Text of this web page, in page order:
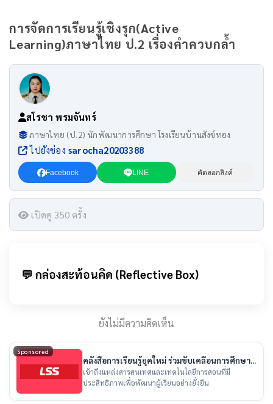
การจัดการเรียนรู้เชิงรุก(Active
Learning)ภาษาไทย ป.2 เรื่องคำควบกล้ำ
สโรชา พรมจันทร์
ภาษาไทย (ป.2) นักพัฒนาการศึกษา โรงเรียนบ้านสังข์ทอง
ไปยังช่องsarocha20203388
Facebook LINE คัดลอกลิงค์
เปิดดู 350 ครั้ง
💬 กล่องสะท้อนคิด (Reflective Box)
ยังไม่มีความคิดเห็น
Sponsored
คลังสื่อการเรียนรู้ยุคใหม่ ร่วมขับเคลื่อนการศึกษา
ไทย
เข้าถึงแหล่งสารสนเทศและเทคโนโลยีการสอนที่มี
ประสิทธิภาพเพื่อพัฒนาผู้เรียนอย่างยั่งยืน